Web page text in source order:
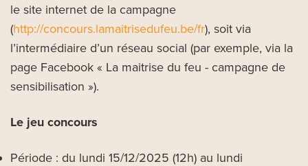
le site internet de la campagne
(http://concours.lamaitrisedufeu.be/fr), soit via
l’intermédiaire d’un réseau social (par exemple, via la
page Facebook « La maitrise du feu - campagne de
sensibilisation »).
Le jeu concours
Période : du lundi 15/12/2025 (12h) au lundi